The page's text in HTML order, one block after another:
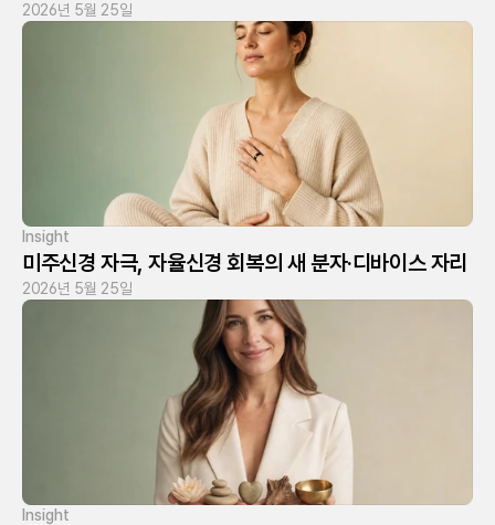
2026년 5월 25일
Insight
미주신경 자극, 자율신경 회복의 새 분자·디바이스 자리
2026년 5월 25일
Insight